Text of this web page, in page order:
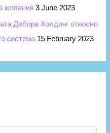
желания 3 June 2023
Дебора Холдинг относно
система 15 February 2023